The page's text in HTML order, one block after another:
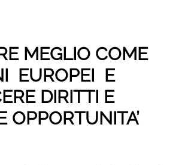
MEGLIO COME
EUROPEI E
DIRITTI E
OPPORTUNITA’